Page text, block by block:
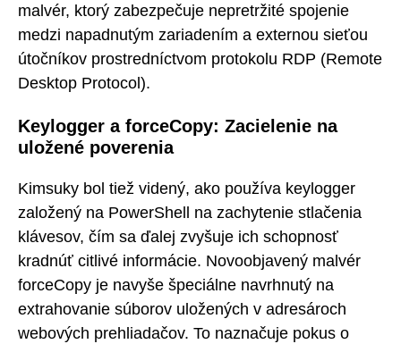
malvér, ktorý zabezpečuje nepretržité spojenie
medzi napadnutým zariadením a externou sieťou
útočníkov prostredníctvom protokolu RDP (Remote
Desktop Protocol).
Keylogger a forceCopy: Zacielenie na
uložené poverenia
Kimsuky bol tiež videný, ako používa keylogger
založený na PowerShell na zachytenie stlačenia
klávesov, čím sa ďalej zvyšuje ich schopnosť
kradnúť citlivé informácie. Novoobjavený malvér
forceCopy je navyše špeciálne navrhnutý na
extrahovanie súborov uložených v adresároch
webových prehliadačov. To naznačuje pokus o